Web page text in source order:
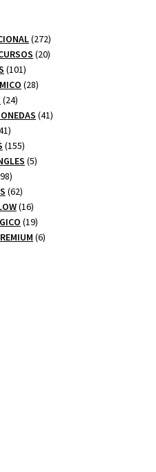
272272
productos
2020
101101
productos
2828
2424
productos
4141
341
productos
155155
productos
55
9898
productos
6262
productos
1616
productos
1919
productos
66